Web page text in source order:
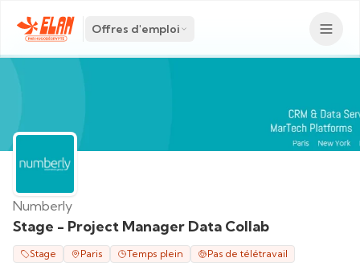
Offres d'emploi
Stage - Project Manager Data Collab
Numberly
Stage Paris Temps plein Pas de télétravail